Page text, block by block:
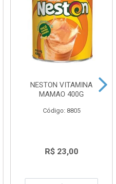
NESTON VITAMINA
MAMAO 400G
Código: 8805
R$ 23,00